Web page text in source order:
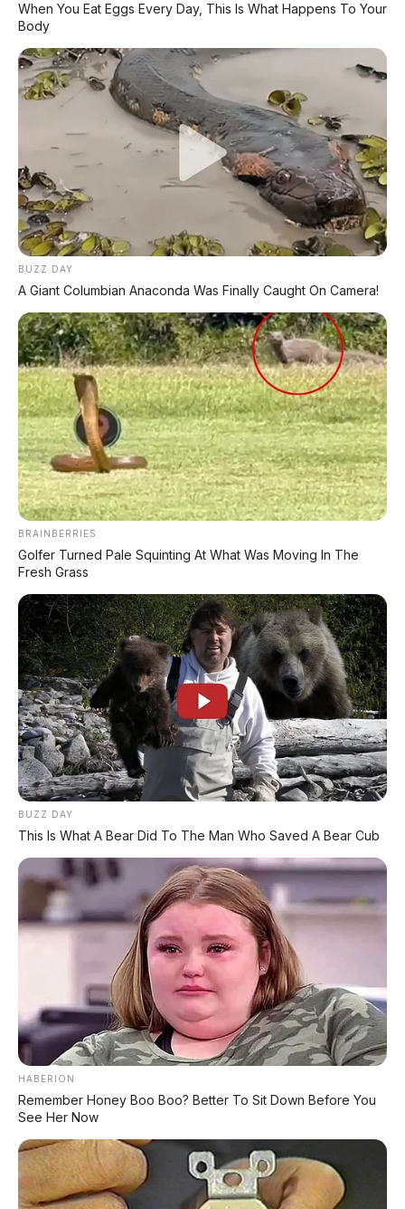
⚡ Audi E7X EV
🚗 Hongqi Tiangong S
Sport coupe AI dengan chassis pembaca jalan 1
km
📑 Info Lengkap Seputar Otomotif dari
AP Motor:
🔋 Info Mobil Listrik
⚡ Info Motor Listrik
🏍️ Info Motor Honda
🏍️ Info Motor Yamaha
🏍️ Info Motor Suzuki
🏍️ Info Motor Kawasaki
#SUVHybridMurah
#MobilIrit
#GWMOra
#BeijingAutoShow
© 2026 AP Motor – Portal Otomotif Terpercaya | Sumber: GWM,
Beijing Auto Show 2026
Bagikan:
Postingan Terkait
GWM Wey Lanshan PHEV
2026 Hadir Lebih Cerdas:
Keluarga SUV PHEV 6 Kursi
Jarak 1.343 Km
Xiaomi SkyNomad N90:
SUV EREV Premium
dengan Range 1.705 Km
When You Eat Eggs Every Day, This Is What Happens To Your
Body
BUZZ DAY
A Giant Columbian Anaconda Was Finally Caught On Camera!
BRAINBERRIES
Golfer Turned Pale Squinting At What Was Moving In The
Fresh Grass
BUZZ DAY
This Is What A Bear Did To The Man Who Saved A Bear Cub
HABERION
Remember Honey Boo Boo? Better To Sit Down Before You
See Her Now